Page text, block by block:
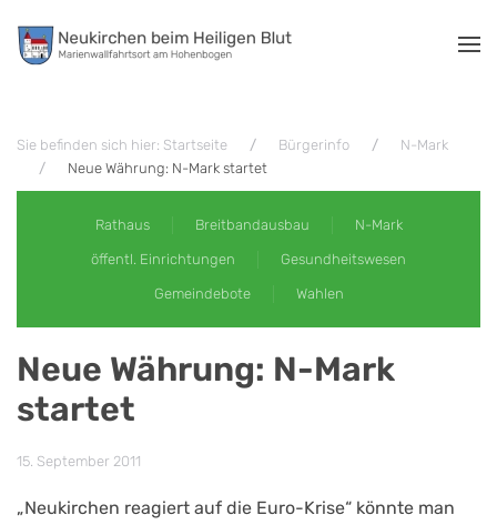
Zum Hauptinhalt springen
Sie befinden sich hier: Startseite Bürgerinfo
N-Mark
Neue Währung: N-Mark startet
Rathaus Breitbandausbau N-Mark
öffentl. Einrichtungen Gesundheitswesen
Gemeindebote Wahlen
Neue Währung: N-Mark
startet
15. September 2011
„Neukirchen reagiert auf die Euro-Krise“ könnte man